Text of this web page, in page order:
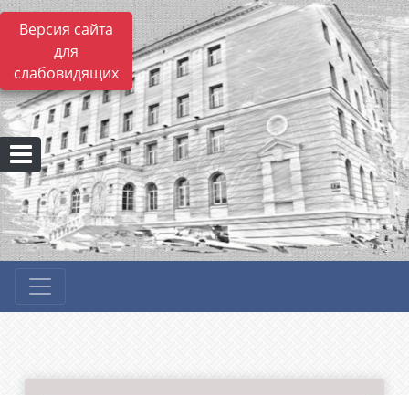
Версия сайта
для
слабовидящих